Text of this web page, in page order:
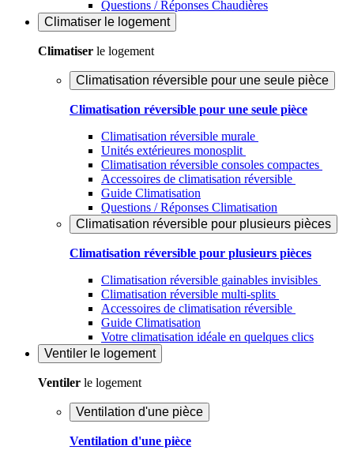
Questions / Réponses Chaudières
Climatiser le logement
Climatiser le logement
Climatisation réversible pour une seule pièce
Climatisation réversible pour une seule pièce
Climatisation réversible murale
Unités extérieures monosplit
Climatisation réversible consoles compactes
Accessoires de climatisation réversible
Guide Climatisation
Questions / Réponses Climatisation
Climatisation réversible pour plusieurs pièces
Climatisation réversible pour plusieurs pièces
Climatisation réversible gainables invisibles
Climatisation réversible multi-splits
Accessoires de climatisation réversible
Guide Climatisation
Votre climatisation idéale en quelques clics
Ventiler le logement
Ventiler le logement
Ventilation d'une pièce
Ventilation d'une pièce